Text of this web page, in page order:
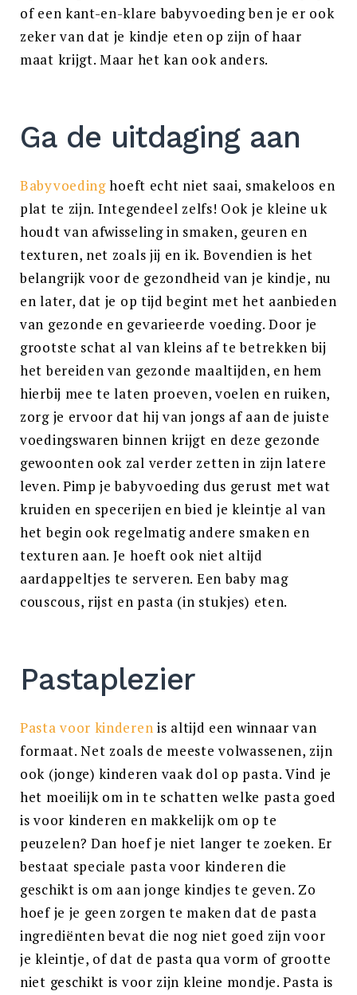
Zoek
naar:
ZOEKEN
of een kant-en-klare babyvoeding ben je er ook
zeker van dat je kindje eten op zijn of haar
maat krijgt. Maar het kan ook anders.
Ga de uitdaging aan
Babyvoedinghoeft echt niet saai, smakeloos en
plat te zijn. Integendeel zelfs! Ook je kleine uk
houdt van afwisseling in smaken, geuren en
texturen, net zoals jij en ik. Bovendien is het
belangrijk voor de gezondheid van je kindje, nu
en later, dat je op tijd begint met het aanbieden
van gezonde en gevarieerde voeding. Door je
grootste schat al van kleins af te betrekken bij
het bereiden van gezonde maaltijden, en hem
hierbij mee te laten proeven, voelen en ruiken,
zorg je ervoor dat hij van jongs af aan de juiste
voedingswaren binnen krijgt en deze gezonde
gewoonten ook zal verder zetten in zijn latere
leven. Pimp je babyvoeding dus gerust met wat
kruiden en specerijen en bied je kleintje al van
het begin ook regelmatig andere smaken en
texturen aan. Je hoeft ook niet altijd
aardappeltjes te serveren. Een baby mag
couscous, rijst en pasta (in stukjes) eten.
Pastaplezier
Pasta voor kinderen is altijd een winnaar van
formaat. Net zoals de meeste volwassenen, zijn
ook (jonge) kinderen vaak dol op pasta. Vind je
het moeilijk om in te schatten welke pasta goed
is voor kinderen en makkelijk om op te
peuzelen? Dan hoef je niet langer te zoeken. Er
bestaat speciale pasta voor kinderen die
geschikt is om aan jonge kindjes te geven. Zo
hoef je je geen zorgen te maken dat de pasta
ingrediënten bevat die nog niet goed zijn voor
je kleintje, of dat de pasta qua vorm of grootte
niet geschikt is voor zijn kleine mondje. Pasta is